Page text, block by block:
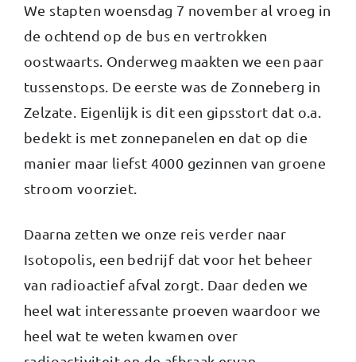
We stapten woensdag 7 november al vroeg in
de ochtend op de bus en vertrokken
oostwaarts. Onderweg maakten we een paar
tussenstops. De eerste was de Zonneberg in
Zelzate. Eigenlijk is dit een gipsstort dat o.a.
bedekt is met zonnepanelen en dat op die
manier maar liefst 4000 gezinnen van groene
stroom voorziet.
Daarna zetten we onze reis verder naar
Isotopolis, een bedrijf dat voor het beheer
van radioactief afval zorgt. Daar deden we
heel wat interessante proeven waardoor we
heel wat te weten kwamen over